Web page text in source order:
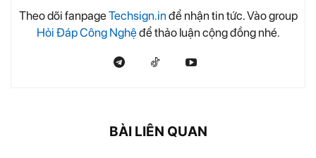
Theo dõi fanpageTechsign.in để nhận tin tức. Vào group
Hỏi Đáp Công Nghệđể thảo luận cộng đồng nhé.
BÀI LIÊN QUAN